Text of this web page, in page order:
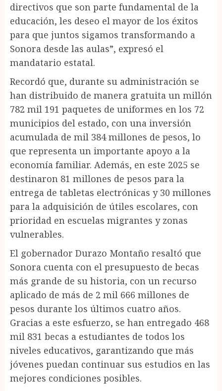
directivos que son parte fundamental de la
educación, les deseo el mayor de los éxitos
para que juntos sigamos transformando a
Sonora desde las aulas”, expresó el
mandatario estatal.
Recordó que, durante su administración se
han distribuido de manera gratuita un millón
782 mil 191 paquetes de uniformes en los 72
municipios del estado, con una inversión
acumulada de mil 384 millones de pesos, lo
que representa un importante apoyo a la
economía familiar. Además, en este 2025 se
destinaron 81 millones de pesos para la
entrega de tabletas electrónicas y 30 millones
para la adquisición de útiles escolares, con
prioridad en escuelas migrantes y zonas
vulnerables.
El gobernador Durazo Montaño resaltó que
Sonora cuenta con el presupuesto de becas
más grande de su historia, con un recurso
aplicado de más de 2 mil 666 millones de
pesos durante los últimos cuatro años.
Gracias a este esfuerzo, se han entregado 468
mil 831 becas a estudiantes de todos los
niveles educativos, garantizando que más
jóvenes puedan continuar sus estudios en las
mejores condiciones posibles.